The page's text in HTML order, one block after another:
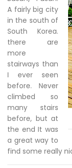
A fairly big city
in the south of
South Korea.
there are
more
stairways than
I ever seen
before. Never
climbed so
many stairs
before, but at
the end It was
a great way to
find some really